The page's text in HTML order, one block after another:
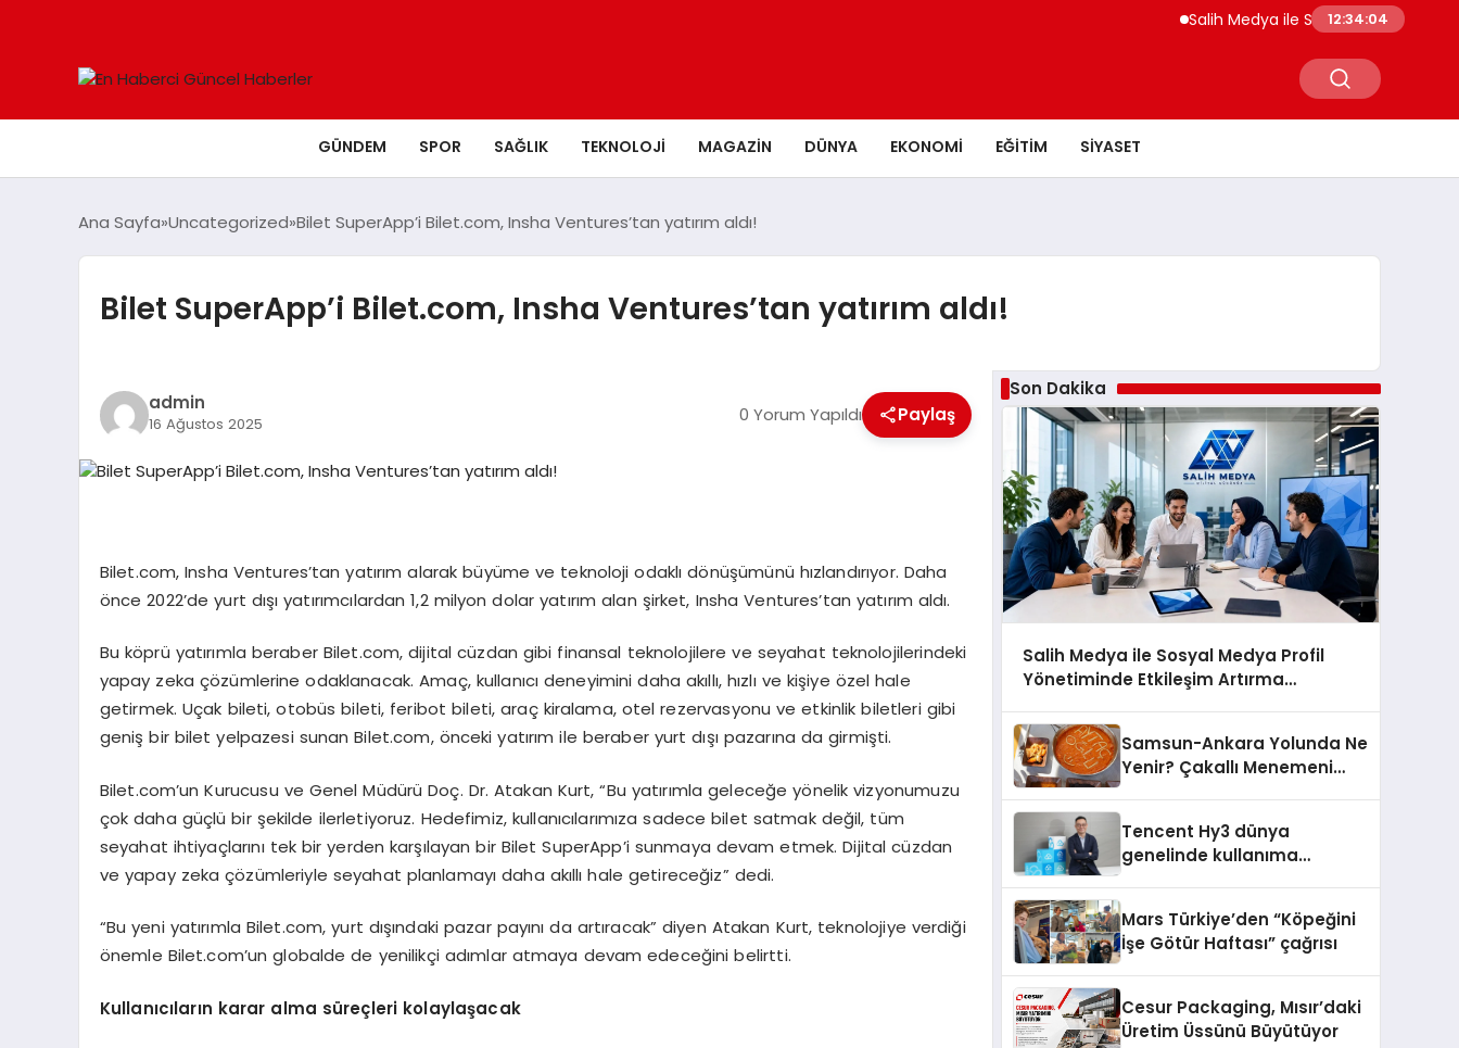
Salih Medya ile Sosyal Medya Profil
12:34:04
GÜNDEM SPOR SAĞLIK TEKNOLOJI MAGAZIN DÜNYA EKONOMI EĞITIM SIYASET
Ana Sayfa Uncategorized Bilet SuperApp’i Bilet.com, Insha Ventures’tan yatırım aldı!
Bilet SuperApp’i Bilet.com, Insha Ventures’tan yatırım aldı!
admin
16 Ağustos 2025 0 Yorum Yapıldı Paylaş
Bilet.com, Insha Ventures’tan yatırım alarak büyüme ve teknoloji odaklı dönüşümünü hızlandırıyor. Daha
önce 2022’de yurt dışı yatırımcılardan 1,2 milyon dolar yatırım alan şirket, Insha Ventures’tan yatırım aldı.
Bu köprü yatırımla beraber Bilet.com, dijital cüzdan gibi finansal teknolojilere ve seyahat teknolojilerindeki
yapay zeka çözümlerine odaklanacak. Amaç, kullanıcı deneyimini daha akıllı, hızlı ve kişiye özel hale
getirmek. Uçak bileti, otobüs bileti, feribot bileti, araç kiralama, otel rezervasyonu ve etkinlik biletleri gibi
geniş bir bilet yelpazesi sunan Bilet.com, önceki yatırım ile beraber yurt dışı pazarına da girmişti.
Bilet.com’un Kurucusu ve Genel Müdürü Doç. Dr. Atakan Kurt, “Bu yatırımla geleceğe yönelik vizyonumuzu
çok daha güçlü bir şekilde ilerletiyoruz. Hedefimiz, kullanıcılarımıza sadece bilet satmak değil, tüm
seyahat ihtiyaçlarını tek bir yerden karşılayan bir Bilet SuperApp’i sunmaya devam etmek. Dijital cüzdan
ve yapay zeka çözümleriyle seyahat planlamayı daha akıllı hale getireceğiz” dedi.
“Bu yeni yatırımla Bilet.com, yurt dışındaki pazar payını da artıracak” diyen Atakan Kurt, teknolojiye verdiği
önemle Bilet.com’un globalde de yenilikçi adımlar atmaya devam edeceğini belirtti.
Kullanıcıların karar alma süreçleri kolaylaşacak
Son Dakika
Salih Medya ile Sosyal Medya Profil
Yönetiminde Etkileşim Artırma
Samsun-Ankara Yolunda Ne
Yenir? Çakallı Menemeni
Tencent Hy3 dünya
genelinde kullanıma
Mars Türkiye’den “Köpeğini
İşe Götür Haftası” çağrısı
Cesur Packaging, Mısır’daki
Üretim Üssünü Büyütüyor